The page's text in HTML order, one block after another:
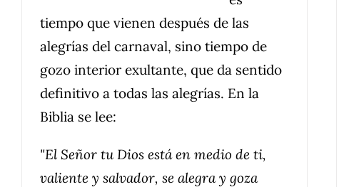
tiempo que vienen después de las
alegrías del carnaval, sino tiempo de
gozo interior exultante, que da sentido
definitivo a todas las alegrías. En la
Biblia se lee:
"El Señor tu Dios está en medio de ti,
valiente y salvador, se alegra y goza